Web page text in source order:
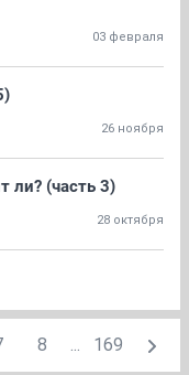
03 февраля
26 ноября
ли? (часть 3)
28 октября
8 ... 169